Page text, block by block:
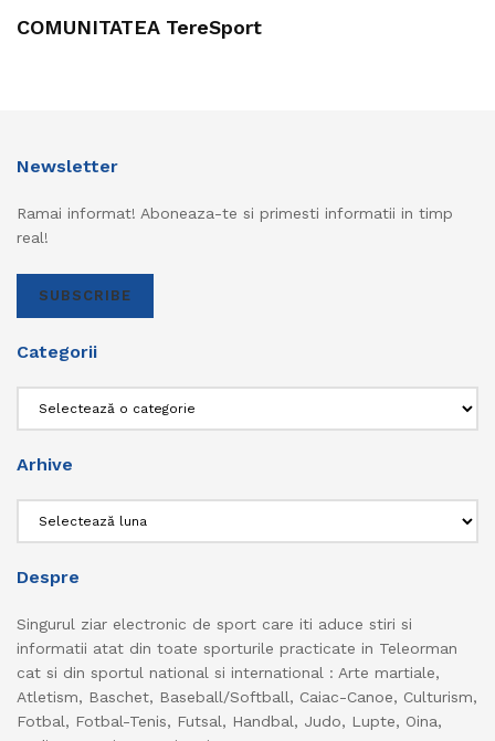
COMUNITATEA TereSport
Newsletter
Ramai informat! Aboneaza-te si primesti informatii in timp
real!
SUBSCRIBE
Categorii
Arhive
Despre
Singurul ziar electronic de sport care iti aduce stiri si
informatii atat din toate sporturile practicate in Teleorman
cat si din sportul national si international : Arte martiale,
Atletism, Baschet, Baseball/Softball, Caiac-Canoe, Culturism,
Fotbal, Fotbal-Tenis, Futsal, Handbal, Judo, Lupte, Oina,